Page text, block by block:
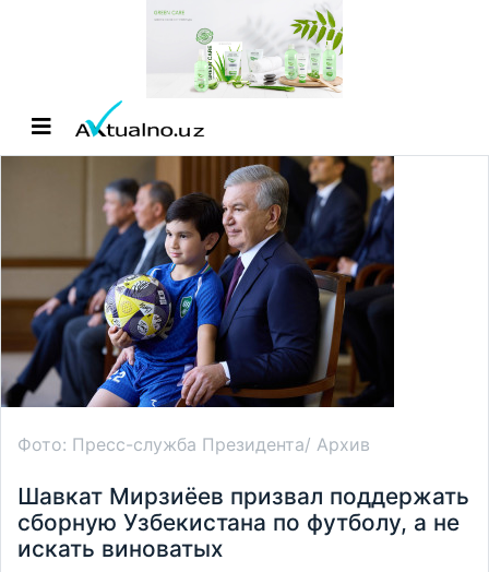
Фото: Пресс-служба Президента/ Архив
Шавкат Мирзиёев призвал поддержать
сборную Узбекистана по футболу, а не
искать виноватых